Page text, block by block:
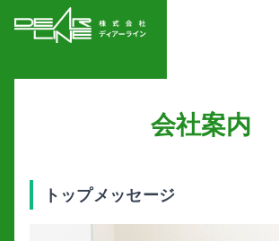
会社案内
トップメッセージ